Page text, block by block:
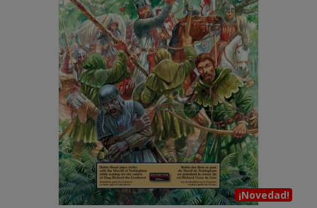
¡Novedad!